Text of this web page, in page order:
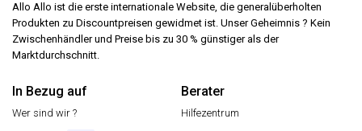
Allo Allo ist die erste internationale Website, die generalüberholten
Produkten zu Discountpreisen gewidmet ist. Unser Geheimnis ? Kein
Zwischenhändler und Preise bis zu 30 % günstiger als der
Marktdurchschnitt.
In Bezug auf
Wer sind wir ?
Berater
Hilfezentrum